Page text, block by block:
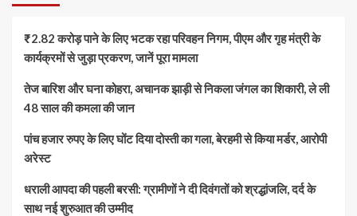
₹2.82 करोड़ पाने के लिए भटक रहा परिवहन निगम, पीएम और गृह मंत्री के
कार्यक्रमों से जुड़ा प्रकरण, जानें पूरा मामला
तेज बारिश और घना कोहरा, अचानक झाड़ी से निकला जंगल का शिकारी, ले ली
48 साल की कमला की जान
पांच हजार रुपए के लिए घोंट दिया दोस्ती का गला, बेरहमी से किया मर्डर, आरोपी
अरेस्ट
धराली आपदा की पहली बरसी: ग्रामीणों ने दी दिवंगतों को श्रद्धांजलि, दर्द के
साथ नई शुरुआत की उम्मीद